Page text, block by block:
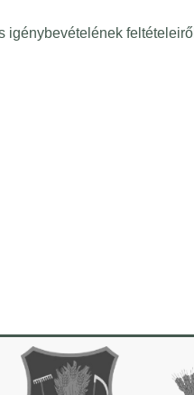
igénybevételének feltételeiről